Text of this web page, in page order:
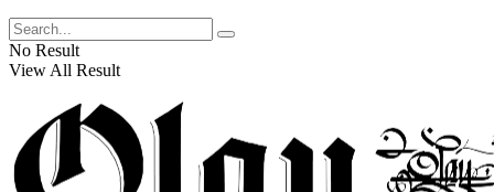
No Result
View All Result